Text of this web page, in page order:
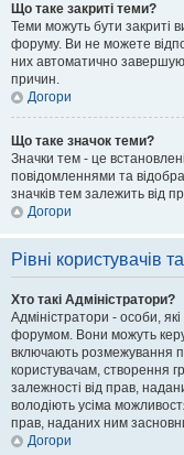
Що таке закриті теми?
Теми можуть бути закриті
форуму. Ви не можете
них автоматично
причин.
Догори
Що таке значок теми?
Значки тем - це
повідомленнями та
значків тем залежить від
Догори
Рівні користувачів
Хто такі Адміністратори?
Адміністратори - особи,
форумом. Вони можуть
включають розмежування
користувачам, створення
залежності від прав,
володіють усіма
прав, наданих ним
Догори